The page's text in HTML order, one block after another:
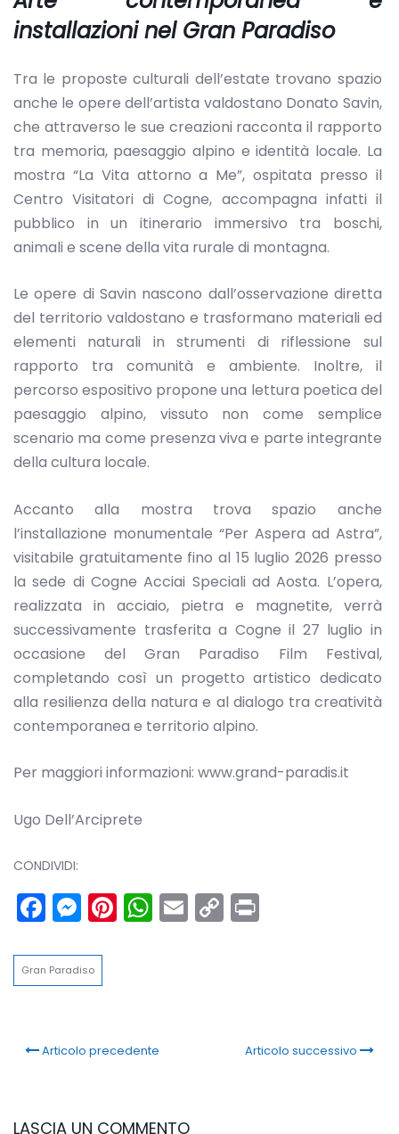
installazioni nel Gran Paradiso
Tra le proposte culturali dell’estate trovano spazio
anche le opere dell’artista valdostano Donato Savin,
che attraverso le sue creazioni racconta il rapporto
tra memoria, paesaggio alpino e identità locale. La
mostra “La Vita attorno a Me”, ospitata presso il
Centro Visitatori di Cogne, accompagna infatti il
pubblico in un itinerario immersivo tra boschi,
animali e scene della vita rurale di montagna.
Le opere di Savin nascono dall’osservazione diretta
del territorio valdostano e trasformano materiali ed
elementi naturali in strumenti di riflessione sul
rapporto tra comunità e ambiente. Inoltre, il
percorso espositivo propone una lettura poetica del
paesaggio alpino, vissuto non come semplice
scenario ma come presenza viva e parte integrante
della cultura locale.
Accanto alla mostra trova spazio anche
l’installazione monumentale “Per Aspera ad Astra”,
visitabile gratuitamente fino al 15 luglio 2026 presso
la sede di Cogne Acciai Speciali ad Aosta. L’opera,
realizzata in acciaio, pietra e magnetite, verrà
successivamente trasferita a Cogne il 27 luglio in
occasione del Gran Paradiso Film Festival,
completando così un progetto artistico dedicato
alla resilienza della natura e al dialogo tra creatività
contemporanea e territorio alpino.
Per maggiori informazioni: www.grand-paradis.it
Ugo Dell’Arciprete
CONDIVIDI:
Facebook
Messenger
Pinterest
WhatsApp
Email
Copy
Link
Gran Paradiso
Articolo precedente Articolo successivo
LASCIA UN COMMENTO